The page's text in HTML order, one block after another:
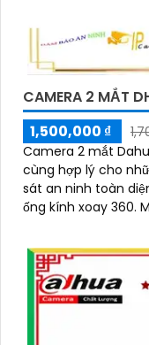
CAMERA 2 MẮT
1,500,000 ₫
Camera 2 mắt
cùng hợp lý cho
sát an ninh toàn
ống kính xoay 360.
tích hợp mic và loa
hiện phân biệt